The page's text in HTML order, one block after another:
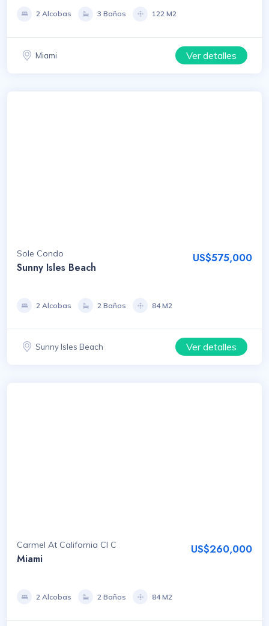
2 Alcobas 3 Baños 122 M2
Miami Ver detalles
Sole Condo
Sunny Isles Beach
US$575,000
2 Alcobas 2 Baños 84 M2
Sunny Isles Beach Ver detalles
Carmel At California Cl C
Miami
US$260,000
2 Alcobas 2 Baños 84 M2